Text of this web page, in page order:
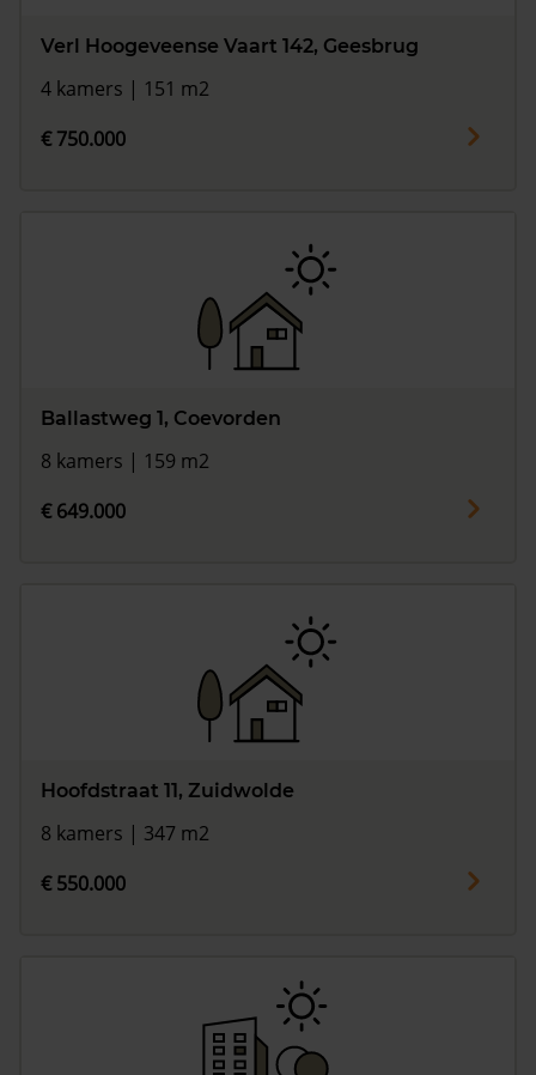
Verl Hoogeveense Vaart 142, Geesbrug
4 kamers | 151 m2
€ 750.000
Ballastweg 1, Coevorden
8 kamers | 159 m2
€ 649.000
Hoofdstraat 11, Zuidwolde
8 kamers | 347 m2
€ 550.000